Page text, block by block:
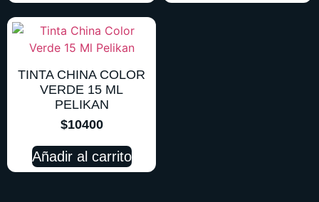
TINTA CHINA COLOR
VERDE 15 ML
PELIKAN
$10400
Añadir al carrito